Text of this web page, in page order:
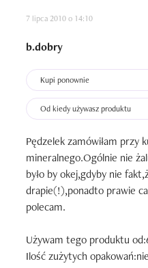
7 lipca 2010 o 14:10
b.dobry
Kupi ponownie
Od kiedy używasz produktu
Pędzelek zamówiłam przy
mineralnego.Ogólnie nie
było by okej,gdyby nie
drapie(!),ponadto prawie
polecam.
Używam tego produktu
Ilość zużytych